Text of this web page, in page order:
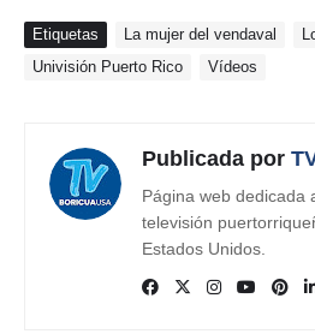
Etiquetas La mujer del vendaval
Univisión Puerto Rico
Vídeos
Publicada por
Página web dedicada
televisión
Estados Unidos.